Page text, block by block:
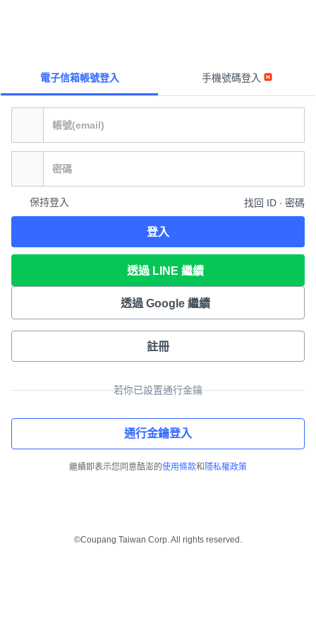
電子信箱帳號登入 手機號碼登入
保持登入 找回 ID ∙ 密碼
登入
透過 LINE 繼續
透過 Google 繼續
註冊
若你已設置通行金鑰
通行金鑰登入
繼續即表示您同意酷澎的使用條款和 隱私權政策
©Coupang Taiwan Corp. All rights reserved.